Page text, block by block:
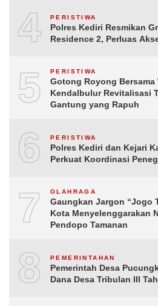
4 PERISTIWA
Polres Kediri Resmikan
Residence 2, Perluas
5 PERISTIWA
Gotong Royong Bersama
Kendalbulur Revitalisasi
Gantung yang Rapuh
6 PERISTIWA
Polres Kediri dan Kejari
Perkuat Koordinasi
7 OLAHRAGA
Gaungkan Jargon “Jogo
Kota Menyelenggarakan
Pendopo Tamanan
8 PEMERINTAHAN
Pemerintah Desa
Dana Desa Tribulan III